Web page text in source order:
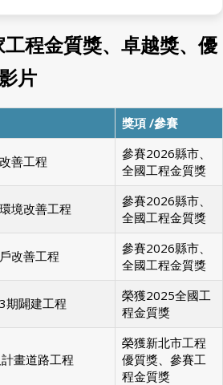
程金質獎、卓越獎、優
片
獎項 /參賽
善工程
參賽2026縣市、
全國工程金質獎
境改善工程
參賽2026縣市、
全國工程金質獎
改善工程
參賽2026縣市、
全國工程金質獎
期闢建工程
榮獲2025全國工
程金質獎
畫道路工程
榮獲新北市工程
優質獎、參賽工
程金質獎